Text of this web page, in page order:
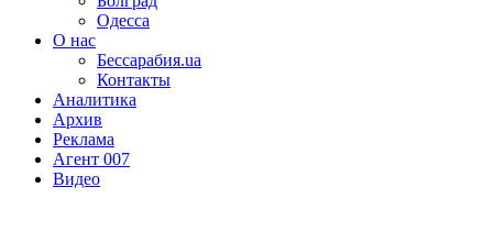
Одесса
О нас
Бессарабия.ua
Контакты
Аналитика
Архив
Реклама
Агент 007
Видео